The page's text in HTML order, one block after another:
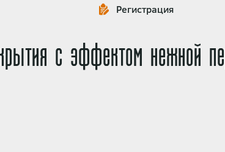
Регистрация
с эффектом нежной